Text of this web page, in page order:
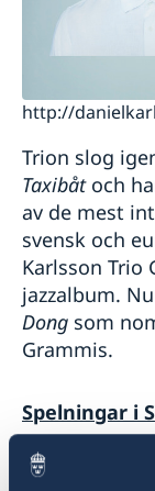
http://
Trion slog
Taxibåtoch
av de mest
svensk och
Karlsson Trio
jazzalbum.
Dong som
Grammis.
Spelningar i
19 Sept. El